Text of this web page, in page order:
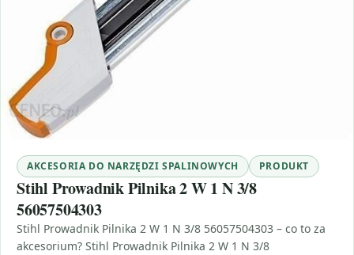
AKCESORIA DO NARZĘDZI SPALINOWYCH PRODUKT
Stihl Prowadnik Pilnika 2 W 1 N 3/8
56057504303
Stihl Prowadnik Pilnika 2 W 1 N 3/8 56057504303 – co to za
akcesorium? Stihl Prowadnik Pilnika 2 W 1 N 3/8